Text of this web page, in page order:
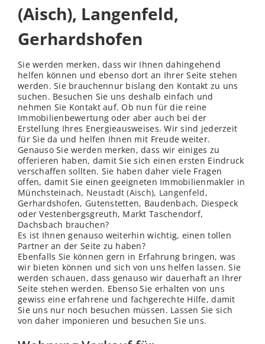
(Aisch), Langenfeld,
Gerhardshofen
Sie werden merken, dass wir Ihnen dahingehend
helfen können und ebenso dort an Ihrer Seite stehen
werden. Sie brauchennur bislang den Kontakt zu uns
suchen. Besuchen Sie uns deshalb einfach und
nehmen Sie Kontakt auf. Ob nun für die reine
Immobilienbewertung oder aber auch bei der
Erstellung Ihres Energieausweises. Wir sind jederzeit
für Sie da und helfen Ihnen mit Freude weiter.
Genauso Sie werden merken, dass wir einiges zu
offerieren haben, damit Sie sich einen ersten Eindruck
verschaffen sollten. Sie haben daher viele Fragen
offen, damit Sie einen geeigneten Immobilienmakler in
Münchsteinach, Neustadt (Aisch), Langenfeld,
Gerhardshofen, Gutenstetten, Baudenbach, Diespeck
oder Vestenbergsgreuth, Markt Taschendorf,
Dachsbach brauchen?
Es ist Ihnen genauso weiterhin wichtig, einen tollen
Partner an der Seite zu haben?
Ebenfalls Sie können gern in Erfahrung bringen, was
wir bieten können und sich von uns helfen lassen. Sie
werden schauen, dass genauso wir dauerhaft an Ihrer
Seite stehen werden. Ebenso Sie erhalten von uns
gewiss eine erfahrene und fachgerechte Hilfe, damit
Sie uns nur noch besuchen müssen. Lassen Sie sich
von daher imponieren und besuchen Sie uns.